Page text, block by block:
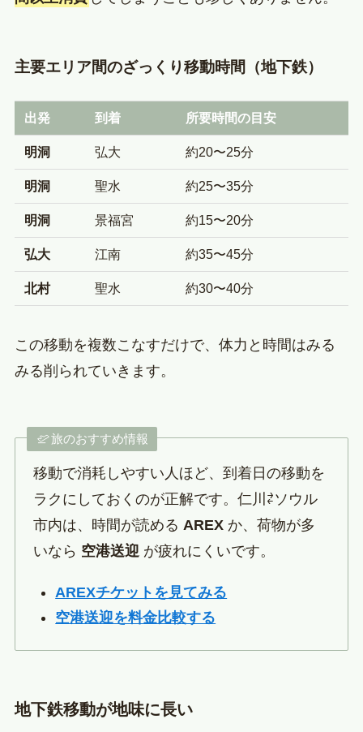
主要エリア間のざっくり移動時間（地下鉄）
出発 到着 所要時間の目安
明洞 弘大 約20〜25分
明洞 聖水 約25〜35分
明洞 景福宮 約15〜20分
弘大 江南 約35〜45分
北村 聖水 約30〜40分
この移動を複数こなすだけで、体力と時間はみる
みる削られていきます。
旅のおすすめ情報
移動で消耗しやすい人ほど、到着日の移動を
ラクにしておくのが正解です。仁川⇄ソウル
市内は、時間が読める AREX か、荷物が多
いなら 空港送迎 が疲れにくいです。
AREXチケットを見てみる
空港送迎を料金比較する
地下鉄移動が地味に長い